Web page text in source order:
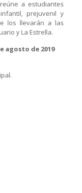
a estudiantes
prejuvenil y
los llevarán a las
y La Estrella.
agosto de 2019